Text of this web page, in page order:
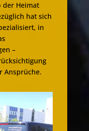
der Heimat
hat sich
in
–
Ansprüche.